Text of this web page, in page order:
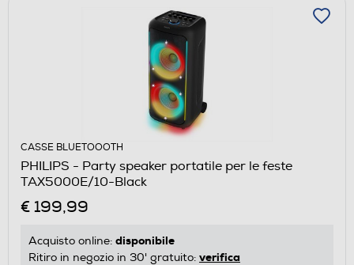
CASSE BLUETOOOTH
PHILIPS - Party speaker portatile per le feste
TAX5000E/10-Black
€ 199,99
Acquisto online: disponibile
Ritiro in negozio in 30' gratuito: verifica